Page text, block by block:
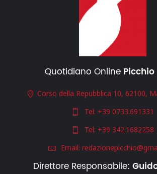
Quotidiano Online
Corso della Repubblica 10, 62100,
Tel: +39 0733.691331
Tel: +39 342.1682258
Email:
Direttore Responsabile: